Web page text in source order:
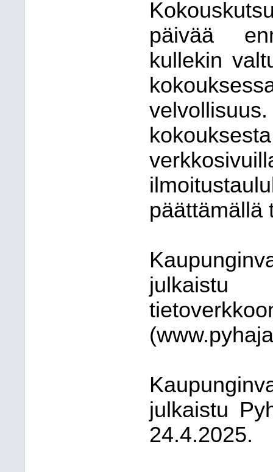
päivää
kullekin
päättämällä
julkaistu
julkaistu
24.4.2025.